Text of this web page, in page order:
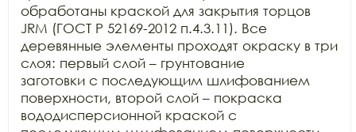
обработаны краской для закрытия торцов
JRM (ГОСТ Р 52169-2012 п.4.3.11). Все
деревянные элементы проходят окраску в три
слоя: первый слой – грунтование
заготовки с последующим шлифованием
поверхности, второй слой – покраска
вододисперсионной краской с